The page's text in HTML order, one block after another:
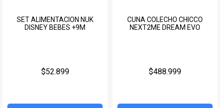
SET ALIMENTACION NUK
DISNEY BEBES +9M
$52.899
CUNA COLECHO CHICCO
NEXT2ME DREAM EVO
$488.999